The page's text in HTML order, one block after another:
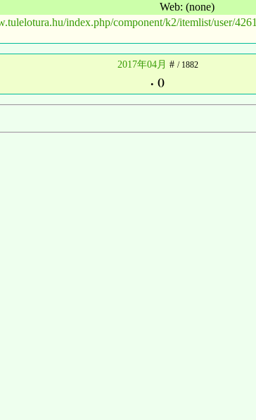
Web: (none)
index.php/component/k2/itemlist/user/4261
2017年04月 # / 1882
. ()